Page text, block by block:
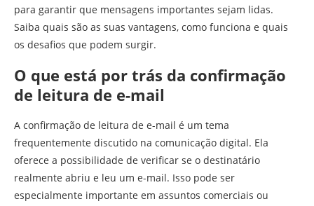
para garantir que mensagens importantes sejam lidas.
Saiba quais são as suas vantagens, como funciona e quais
os desafios que podem surgir.
O que está por trás da confirmação
de leitura de e-mail
A confirmação de leitura de e-mail é um tema
frequentemente discutido na comunicação digital. Ela
oferece a possibilidade de verificar se o destinatário
realmente abriu e leu um e-mail. Isso pode ser
especialmente importante em assuntos comerciais ou